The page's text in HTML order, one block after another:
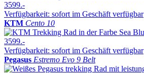
3599.-
Verfügbarkeit: sofort im Geschäft verfügbar
KTM Cento 10
3599.-
Verfügbarkeit: sofort im Geschäft verfügbar
Pegasus Estremo Evo 9 Belt